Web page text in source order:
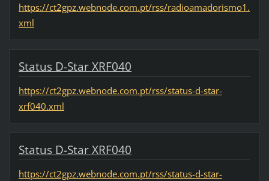
https://ct2gpz.webnode.com.pt/rss/radioamadorismo1.
xml
Status D-Star XRF040
https://ct2gpz.webnode.com.pt/rss/status-d-star-
xrf040.xml
Status D-Star XRF040
https://ct2gpz.webnode.com.pt/rss/status-d-star-